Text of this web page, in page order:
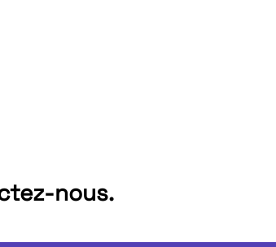
nous.